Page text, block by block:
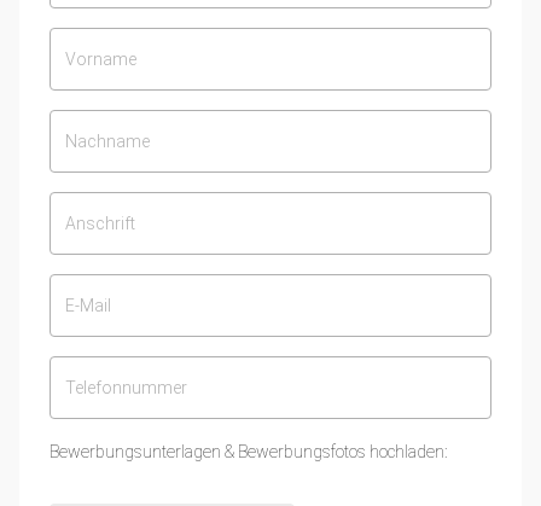
Bewerbungsunterlagen & Bewerbungsfotos hochladen: